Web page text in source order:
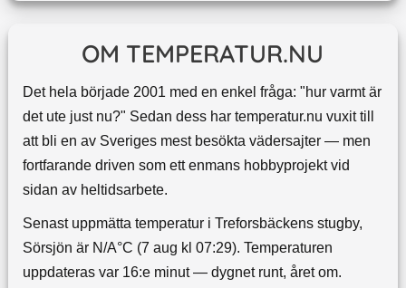
OM TEMPERATUR.NU
Det hela började 2001 med en enkel fråga: "hur varmt är
det ute just nu?" Sedan dess har temperatur.nu vuxit till
att bli en av Sveriges mest besökta vädersajter — men
fortfarande driven som ett enmans hobbyprojekt vid
sidan av heltidsarbete.
Senast uppmätta temperatur i Treforsbäckens stugby,
Sörsjön är N/A°C (7 aug kl 07:29). Temperaturen
uppdateras var 16:e minut — dygnet runt, året om.